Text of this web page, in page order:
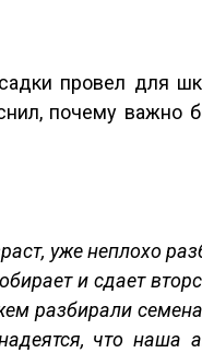
провел для
почему
уже неплохо
и сдает
разбирали
что наша